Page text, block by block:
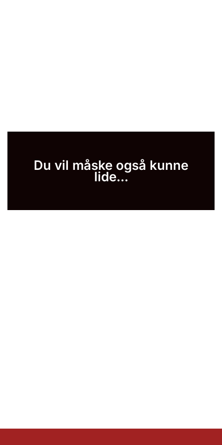
Du vil måske også kunne
lide...